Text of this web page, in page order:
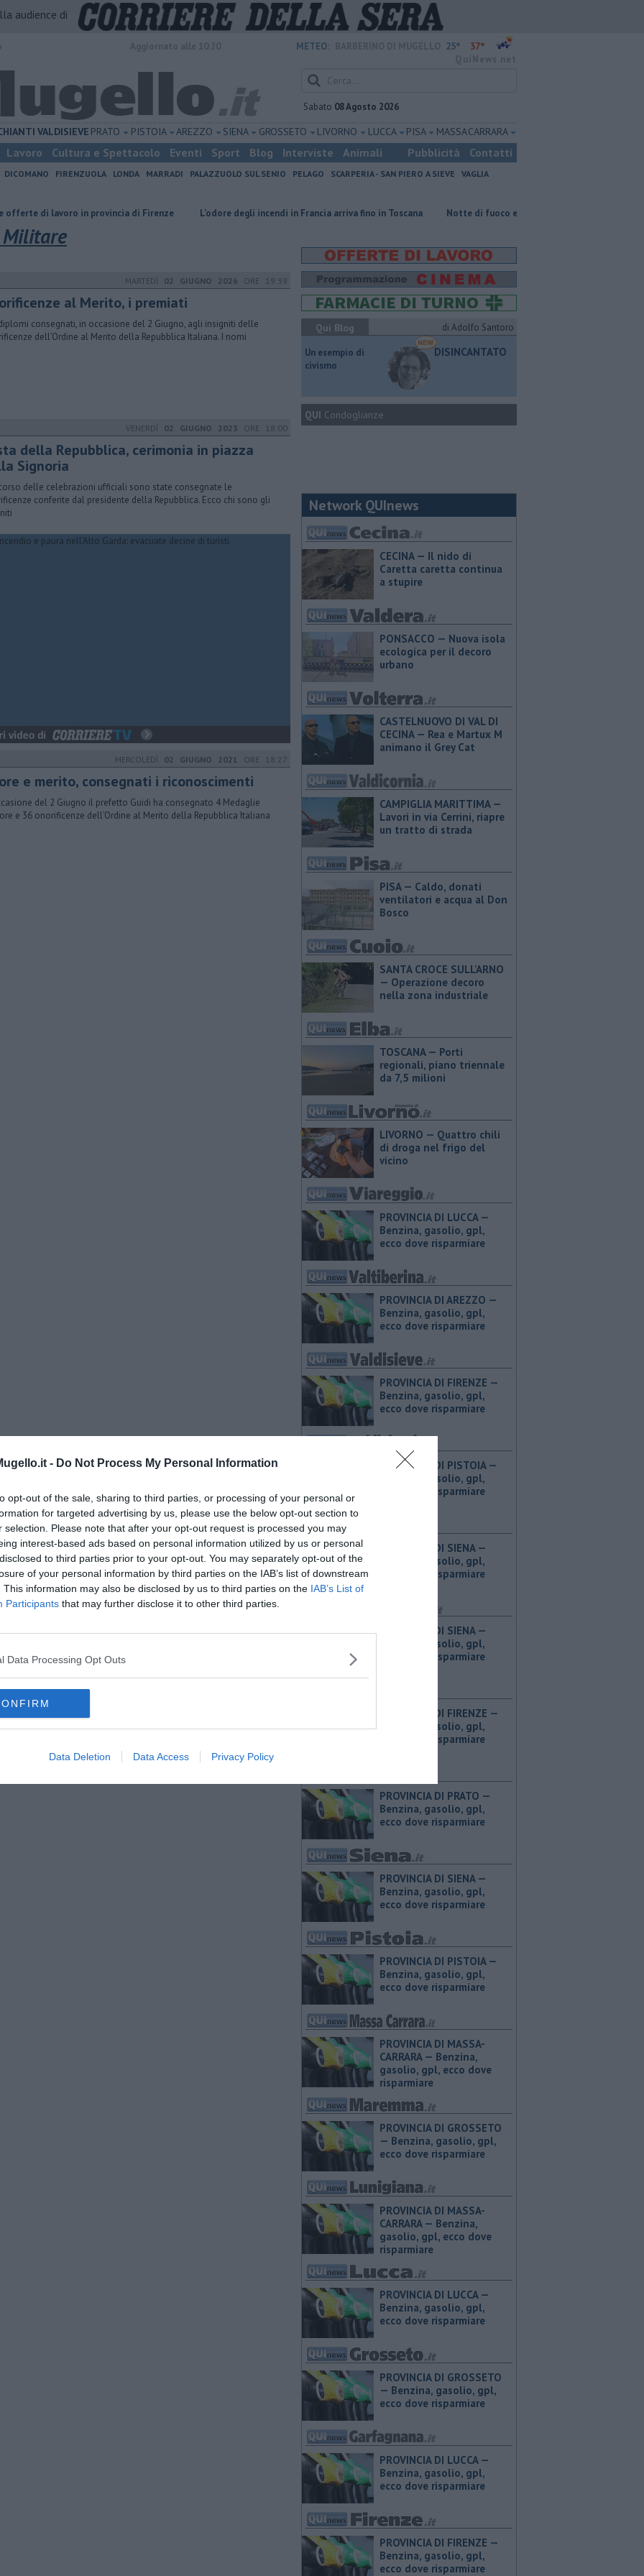
- Do Not Process My Personal Information
opt-out of the sale, sharing to third parties, or processing of your personal or
for targeted advertising by us, please use the below opt-out section to
selection. Please note that after your opt-out request is processed you may
interest-based ads based on personal information utilized by us or personal
to third parties prior to your opt-out. You may separately opt-out of the
of your personal information by third parties on the IAB’s list of downstream
This information may also be disclosed by us to third parties on the IAB’s List of
Participants that may further disclose it to other third parties.
Data Processing Opt Outs
Data Deletion Data Access Privacy Policy
audience di
METEO: 25° 37°
Sabato 08 Agosto 2026
VALDISIEVE PRATO PISTOIA AREZZO SIENA GROSSETO LIVORNO LUCCA PISA MASSA CARRARA
Lavoro Cultura e Spettacolo Eventi Sport Blog Interviste Animali Pubblicità Contatti
DICOMANO FIRENZUOLA LONDA MARRADI PALAZZUOLO SUL SENIO PELAGO SCARPERIA - SAN PIERO A SIEVE
VAGLIA
in provincia di Firenze L'odore degli incendi in Francia arriva fino in Toscana Notte di fuoco e il bosco brucia ancora
Militare
MARTEDÌ 02 GIUGNO 2026 ORE 19:39
al Merito, i premiati
consegnati, in occasione del 2 Giugno, agli insigniti delle
dell’Ordine al Merito della Repubblica Italiana. I nomi
VENERDÌ 02 GIUGNO 2023 ORE 18:00
della Repubblica, cerimonia in piazza
Signoria
delle celebrazioni ufficiali sono state consegnate le
conferite dal presidente della Repubblica. Ecco chi sono gli
MERCOLEDÌ 02 GIUGNO 2021 ORE 18:27
e merito, consegnati i riconoscimenti
del 2 Giugno il prefetto Guidi ha consegnato 4 Medaglie
e 36 onorificenze dell’Ordine al Merito della Repubblica Italiana
Qui Blog di Adolfo Santoro
​Un esempio di
civismo
DISINCANTATO
QUI Condoglianze
Network QUInews
CECINA — Il nido di
Caretta caretta continua
a stupire
PONSACCO — Nuova isola
ecologica per il decoro
urbano
CASTELNUOVO DI VAL DI
CECINA — Rea e Martux M
animano il Grey Cat
CAMPIGLIA MARITTIMA —
Lavori in via Cerrini, riapre
un tratto di strada
PISA — Caldo, donati
ventilatori e acqua al Don
Bosco
SANTA CROCE SULL'ARNO
— Operazione decoro
nella zona industriale
TOSCANA — Porti
regionali, piano triennale
da 7,5 milioni
LIVORNO — Quattro chili
di droga nel frigo del
vicino
PROVINCIA DI LUCCA — ​
Benzina, gasolio, gpl,
ecco dove risparmiare
PROVINCIA DI AREZZO — ​
Benzina, gasolio, gpl,
ecco dove risparmiare
PROVINCIA DI FIRENZE — ​
Benzina, gasolio, gpl,
ecco dove risparmiare
PROVINCIA DI PISTOIA — ​
Benzina, gasolio, gpl,
ecco dove risparmiare
PROVINCIA DI SIENA — ​
Benzina, gasolio, gpl,
ecco dove risparmiare
PROVINCIA DI SIENA — ​
Benzina, gasolio, gpl,
ecco dove risparmiare
PROVINCIA DI FIRENZE — ​
Benzina, gasolio, gpl,
ecco dove risparmiare
PROVINCIA DI PRATO — ​
Benzina, gasolio, gpl,
ecco dove risparmiare
PROVINCIA DI SIENA — ​
Benzina, gasolio, gpl,
ecco dove risparmiare
PROVINCIA DI PISTOIA — ​
Benzina, gasolio, gpl,
ecco dove risparmiare
PROVINCIA DI MASSA-
CARRARA — ​Benzina,
gasolio, gpl, ecco dove
risparmiare
PROVINCIA DI GROSSETO
— ​Benzina, gasolio, gpl,
ecco dove risparmiare
PROVINCIA DI MASSA-
CARRARA — ​Benzina,
gasolio, gpl, ecco dove
risparmiare
PROVINCIA DI LUCCA — ​
Benzina, gasolio, gpl,
ecco dove risparmiare
PROVINCIA DI GROSSETO
— ​Benzina, gasolio, gpl,
ecco dove risparmiare
PROVINCIA DI LUCCA — ​
Benzina, gasolio, gpl,
ecco dove risparmiare
PROVINCIA DI FIRENZE — ​
Benzina, gasolio, gpl,
ecco dove risparmiare